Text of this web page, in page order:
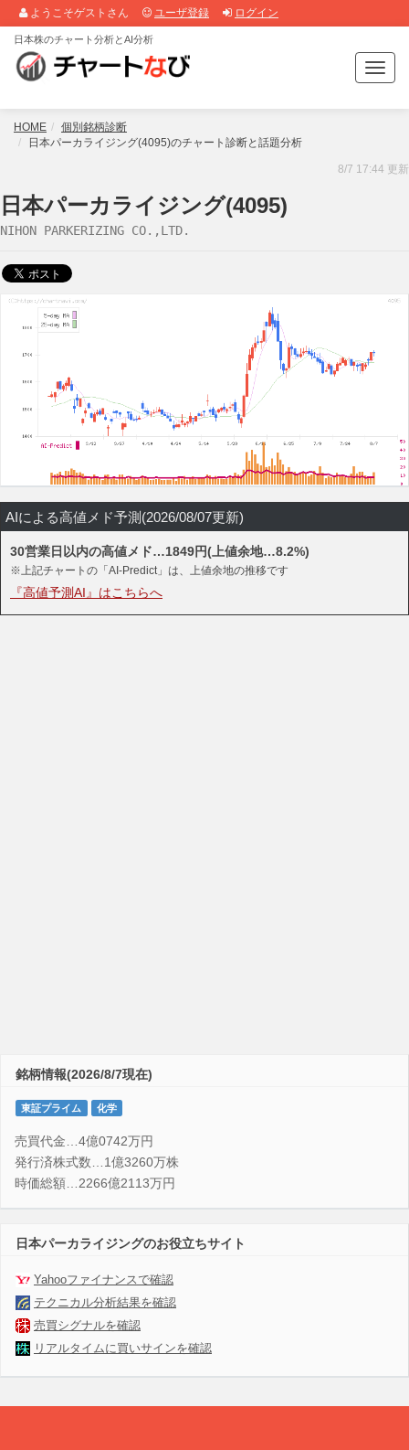
ようこそゲストさん ユーザ登録 ログイン
T
o
g
日本株のチャート分析とAI分析
HOME
個別銘柄診断
日本パーカライジング(4095)のチャート診断と話題分析
8/7 17:44 更新
日本パーカライジング(4095)
NIHON PARKERIZING CO.,LTD.
AIによる高値メド予測(2026/08/07更新)
30営業日以内の高値メド…1849円(上値余地…8.2%)
※上記チャートの「AI-Predict」は、上値余地の推移です
『高値予測AI』はこちらへ
銘柄情報(2026/8/7現在)
東証プライム 化学
売買代金…4億0742万円
発行済株式数…1億3260万株
時価総額…2266億2113万円
日本パーカライジングのお役立ちサイト
Yahooファイナンスで確認
テクニカル分析結果を確認
売買シグナルを確認
リアルタイムに買いサインを確認